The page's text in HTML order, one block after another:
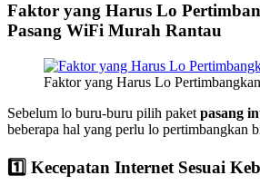
Faktor yang Harus Lo
Pasang WiFi Murah Rantau
Faktor yang Harus Lo
Sebelum lo buru-buru pilih paket pasang
beberapa hal yang perlu lo pertimbangkan
1️⃣ Kecepatan Internet Sesuai